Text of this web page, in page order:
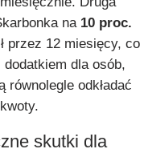
na 10 proc.
przez 12 miesięcy, co
dodatkiem dla osób,
równolegle odkładać
skutki dla